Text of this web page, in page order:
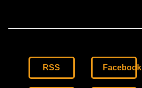
RSS Facebook